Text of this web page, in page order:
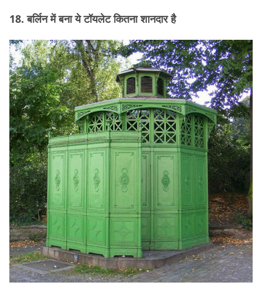
18. बर्लिन में बना ये टॉयलेट कितना शानदार है